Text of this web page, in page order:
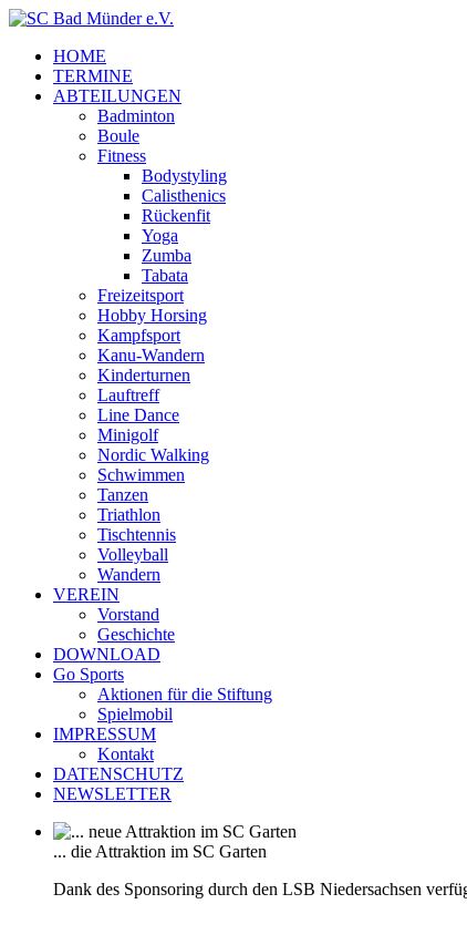
HOME
TERMINE
ABTEILUNGEN
Badminton
Boule
Fitness
Bodystyling
Calisthenics
Rückenfit
Yoga
Zumba
Tabata
Freizeitsport
Hobby Horsing
Kampfsport
Kanu-Wandern
Kinderturnen
Lauftreff
Line Dance
Minigolf
Nordic Walking
Schwimmen
Tanzen
Triathlon
Tischtennis
Volleyball
Wandern
VEREIN
Vorstand
Geschichte
DOWNLOAD
Go Sports
Aktionen für die Stiftung
Spielmobil
IMPRESSUM
Kontakt
DATENSCHUTZ
NEWSLETTER
... die Attraktion im SC Garten
Dank des Sponsoring durch den LSB Niedersachsen